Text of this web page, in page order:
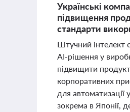
Українські
підвищення
стандарти
Штучний інтелект
AI-рішення у
підвищити
корпоративних
для автоматизації
зокрема в Японії,